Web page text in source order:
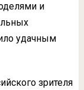
и
удачным
зрителя